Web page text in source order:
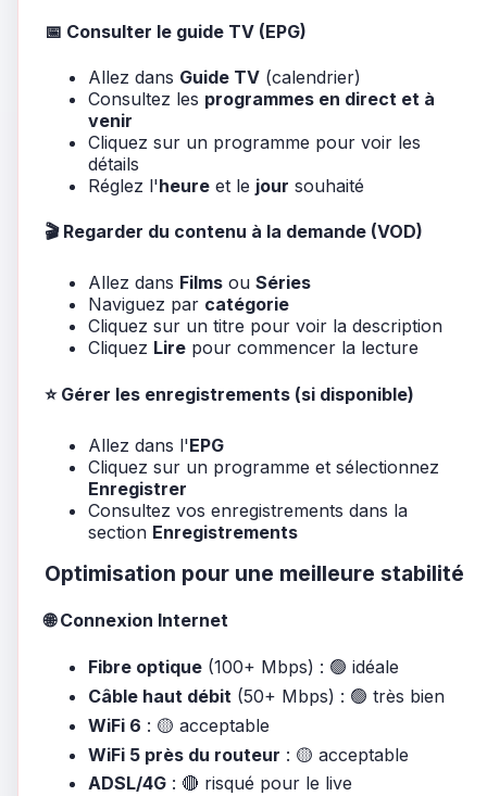
📅 Consulter le guide TV (EPG)
Allez dans Guide TV (calendrier)
Consultez les programmes en direct et à
venir
Cliquez sur un programme pour voir les
détails
Réglez l'heure et le jour souhaité
🎬 Regarder du contenu à la demande (VOD)
Allez dans Films ou Séries
Naviguez par catégorie
Cliquez sur un titre pour voir la description
Cliquez Lire pour commencer la lecture
⭐ Gérer les enregistrements (si disponible)
Allez dans l'EPG
Cliquez sur un programme et sélectionnez
Enregistrer
Consultez vos enregistrements dans la
section Enregistrements
Optimisation pour une meilleure stabilité
🌐 Connexion Internet
Fibre optique (100+ Mbps) : 🟢 idéale
Câble haut débit (50+ Mbps) : 🟢 très bien
WiFi 6 : 🟡 acceptable
WiFi 5 près du routeur : 🟡 acceptable
ADSL/4G : 🔴 risqué pour le live